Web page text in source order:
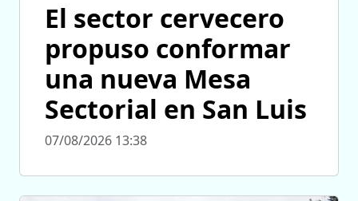
El sector cervecero
propuso conformar
una nueva Mesa
Sectorial en San Luis
07/08/2026 13:38